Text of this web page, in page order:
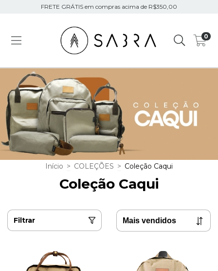
FRETE GRÁTIS em compras acima de R$350,00
0
Início > COLEÇÕES > Coleção Caqui
Coleção Caqui
Filtrar